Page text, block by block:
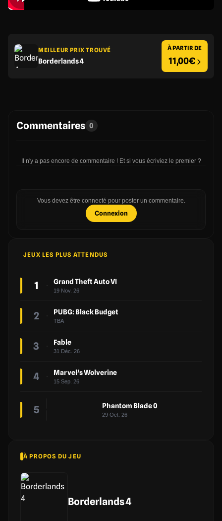
MEILLEUR PRIX TROUVÉ
Borderlands 4
À PARTIR DE
11,00€
Commentaires 0
Il n'y a pas encore de commentaire ! Et si vous écriviez le premier ?
Vous devez être connecté pour poster un commentaire.
Connexion
JEUX LES PLUS ATTENDUS
1 Grand Theft Auto VI
19 Nov. 26
2 PUBG: Black Budget
TBA
3 Fable
31 Déc. 26
4 Marvel’s Wolverine
15 Sep. 26
5 Phantom Blade 0
29 Oct. 26
À PROPOS DU JEU
Borderlands 4